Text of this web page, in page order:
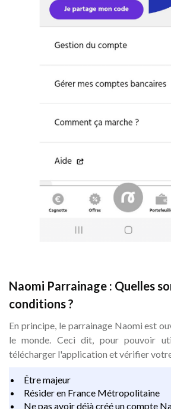
Naomi Parrainage : Quelles
conditions ?
En principe, le parrainage Naomi est
le monde. Ceci dit, pour pouvoir
télécharger l'application et vérifier
Être majeur
Résider en France Métropolitaine
Ne pas avoir déjà créé un compte